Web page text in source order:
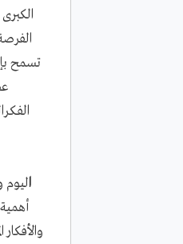
تسمح
ا